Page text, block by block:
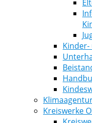
Kreiswerke